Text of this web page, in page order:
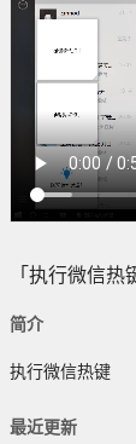
「执行微信热
简介
执行微信热键
最近更新